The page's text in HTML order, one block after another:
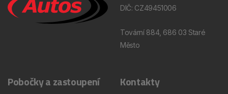
DIČ: CZ49451006
Tovární 884, 686 03 Staré
Město
Pobočky a zastoupení Kontakty